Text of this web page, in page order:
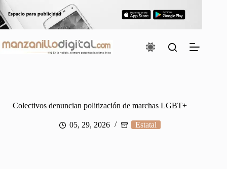
al
contenido
Colectivos denuncian politización de marchas LGBT+
05, 29, 2026 Estatal